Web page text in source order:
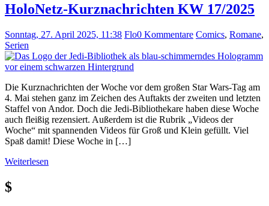
HoloNetz-Kurznachrichten KW 17/2025
Sonntag, 27. April 2025, 11:38 Flo0 Kommentare Comics, Romane,
Serien
Die Kurznachrichten der Woche vor dem großen Star Wars-Tag am
4. Mai stehen ganz im Zeichen des Auftakts der zweiten und letzten
Staffel von Andor. Doch die Jedi-Bibliothekare haben diese Woche
auch fleißig rezensiert. Außerdem ist die Rubrik „Videos der
Woche“ mit spannenden Videos für Groß und Klein gefüllt. Viel
Spaß damit! Diese Woche in […]
Weiterlesen
$